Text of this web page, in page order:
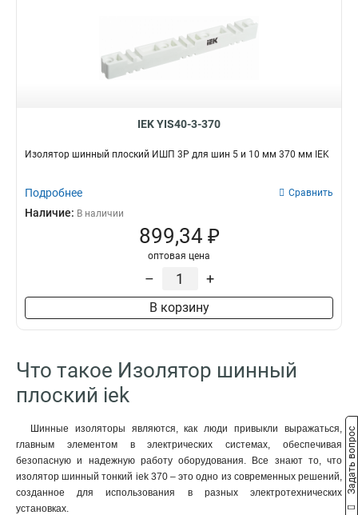
30 1
110 1
10 3
IEK YIS40-3-370
Изолятор шинный плоский ИШП 3P для шин 5 и 10 мм 370 мм IEK
Подробнее Сравнить
Наличие: В наличии
899,34 ₽
оптовая цена
– +
В корзину
Что такое Изолятор шинный
плоский iek
Шинные изоляторы являются, как люди привыкли выражаться,
главным элементом в электрических системах, обеспечивая
безопасную и надежную работу оборудования. Все знают то, что
изолятор шинный тонкий iek 370 – это одно из современных решений,
созданное для использования в разных электротехнических
установках.
Задать вопрос